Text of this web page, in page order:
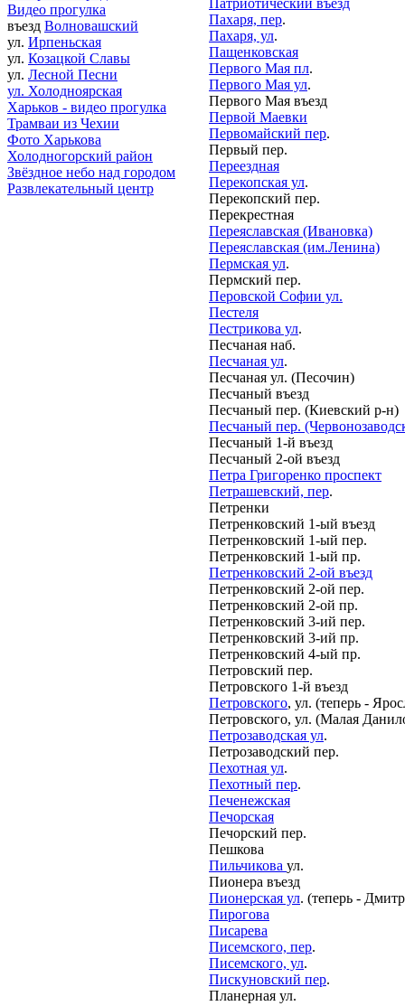
Видео прогулка
въезд Волновашский
ул. Ирпеньская
ул. Козацкой Славы
ул. Лесной Песни
ул. Холодноярская
Харьков - видео прогулка
Трамваи из Чехии
Фото Харькова
Холодногорский район
Звёздное небо над городом
Развлекательный центр
Пахаря, пер.
Пахаря, ул.
Пащенковская
Первого Мая пл.
Первого Мая ул.
Первого Мая въезд
Первой Маевки
Первомайский пер.
Первый пер.
Переездная
Перекопская ул.
Перекопский пер.
Перекрестная
Переяславская (Ивановка)
Переяславская (им.Ленина)
Пермская ул.
Пермский пер.
Перовской Софии ул.
Пестеля
Пестрикова ул.
Песчаная наб.
Песчаная ул.
Песчаная ул. (Песочин)
Песчаный въезд
Песчаный пер. (Киевский р-н)
Песчаный пер.
Песчаный 1-й въезд
Песчаный 2-ой въезд
Петра Григоренко проспект
Петрашевский, пер.
Петренки
Петренковский 1-ый въезд
Петренковский 1-ый пер.
Петренковский 1-ый пр.
Петренковский 2-ой въезд
Петренковский 2-ой пер.
Петренковский 2-ой пр.
Петренковский 3-ий пер.
Петренковский 3-ий пр.
Петренковский 4-ый пр.
Петровский пер.
Петровского 1-й въезд
Петровского, ул. (теперь -
Петровского, ул. (Малая
Петрозаводская ул.
Петрозаводский пер.
Пехотная ул.
Пехотный пер.
Печенежская
Печорская
Печорский пер.
Пешкова
Пильчикова ул.
Пионера въезд
Пионерская ул. (теперь -
Пирогова
Писарева
Писемского, пер.
Писемского, ул.
Пискуновский пер.
Планерная ул.